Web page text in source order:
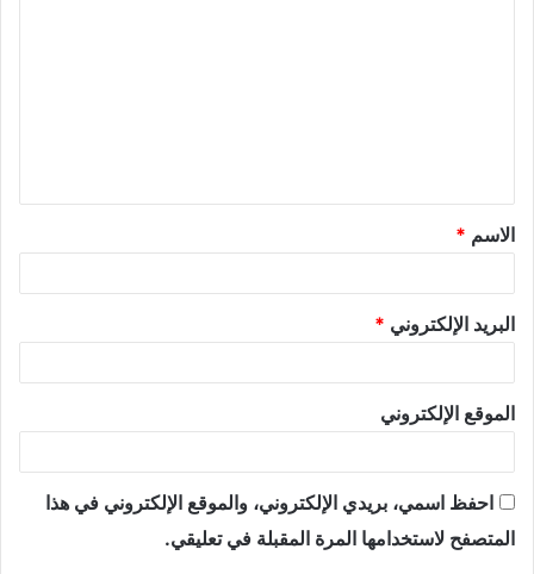
الاسم *
البريد الإلكتروني *
الموقع الإلكتروني
احفظ اسمي، بريدي الإلكتروني، والموقع الإلكتروني في هذا
المتصفح لاستخدامها المرة المقبلة في تعليقي.